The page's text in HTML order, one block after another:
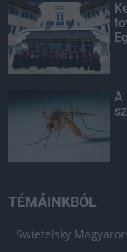
A
TÉMÁINKBÓL
Swietelsky